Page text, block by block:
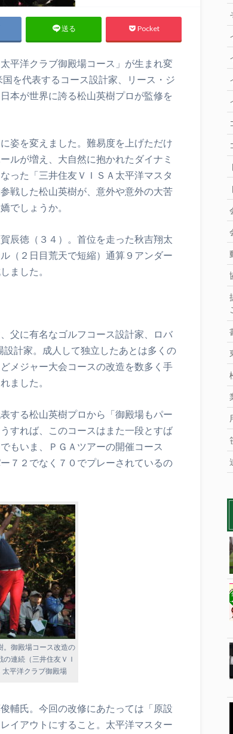
送る Pocket
平洋クラブ御殿場コース」が生まれ変
を代表するコース設計家、リース・ジ
本が世界に誇る松山英樹プロが監修を
姿を変えました。難易度を上げただけ
ルが増え、大自然に抱かれたダイナミ
った「三井住友ＶＩＳＡ太平洋マスタ
戦した松山英樹が、意外や意外の大苦
でしょうか。
辰徳（３４）。首位を走った秋吉翔太
（２日目荒天で短縮）通算９アンダー
ました。
父に有名なゴルフコース設計家、ロバ
計家。成人して独立したあとは多くの
メジャー大会コースの改造を数多く手
ました。
する松山英樹プロから「御殿場もパー
すれば、このコースはまた一段とすば
もいま、ＰＧＡツアーの開催コース
７２でなく７０でプレーされているの
。御殿場コース改造の
連続（三井住友ＶＩ
太平洋クラブ御殿場
輔氏。今回の改修にあたっては「原設
イアウトにすること。太平洋マスター